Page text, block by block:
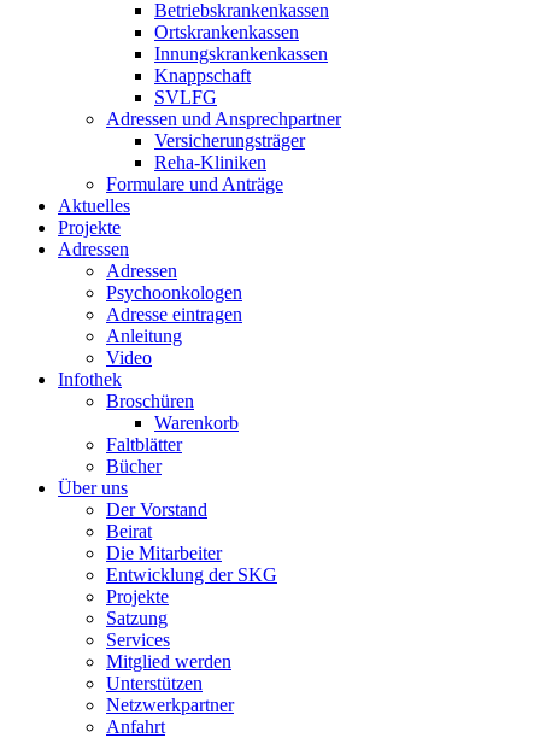
Betriebskrankenkassen
Ortskrankenkassen
Innungskrankenkassen
Knappschaft
SVLFG
Adressen und Ansprechpartner
Versicherungsträger
Reha-Kliniken
Formulare und Anträge
Aktuelles
Projekte
Adressen
Adressen
Psychoonkologen
Adresse eintragen
Anleitung
Video
Infothek
Broschüren
Warenkorb
Faltblätter
Bücher
Über uns
Der Vorstand
Beirat
Die Mitarbeiter
Entwicklung der SKG
Projekte
Satzung
Services
Mitglied werden
Unterstützen
Netzwerkpartner
Anfahrt